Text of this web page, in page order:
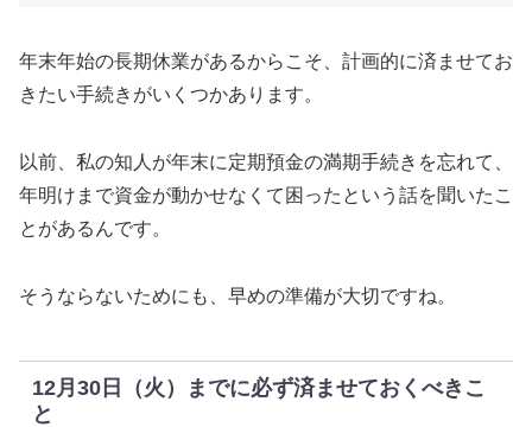
年末年始の長期休業があるからこそ、計画的に済ませてお
きたい手続きがいくつかあります。
以前、私の知人が年末に定期預金の満期手続きを忘れて、
年明けまで資金が動かせなくて困ったという話を聞いたこ
とがあるんです。
そうならないためにも、早めの準備が大切ですね。
12月30日（火）までに必ず済ませておくべきこ
と